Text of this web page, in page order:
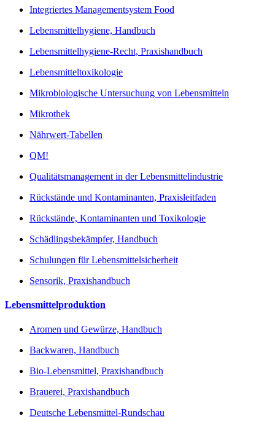
Integriertes Managementsystem Food
Lebensmittelhygiene, Handbuch
Lebensmittelhygiene-Recht, Praxishandbuch
Lebensmitteltoxikologie
Mikrobiologische Untersuchung von Lebensmitteln
Mikrothek
Nährwert-Tabellen
QM!
Qualitätsmanagement in der Lebensmittelindustrie
Rückstände und Kontaminanten, Praxisleitfaden
Rückstände, Kontaminanten und Toxikologie
Schädlingsbekämpfer, Handbuch
Schulungen für Lebensmittelsicherheit
Sensorik, Praxishandbuch
Lebensmittelproduktion
Aromen und Gewürze, Handbuch
Backwaren, Handbuch
Bio-Lebensmittel, Praxishandbuch
Brauerei, Praxishandbuch
Deutsche Lebensmittel-Rundschau